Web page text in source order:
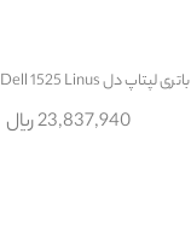
باتری لپتاپ دل Battery Dell 1525 Linus
23,837,940 ریال